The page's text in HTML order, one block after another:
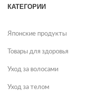
КАТЕГОРИИ
Японские продукты
Товары для здоровья
Уход за волосами
Уход за телом